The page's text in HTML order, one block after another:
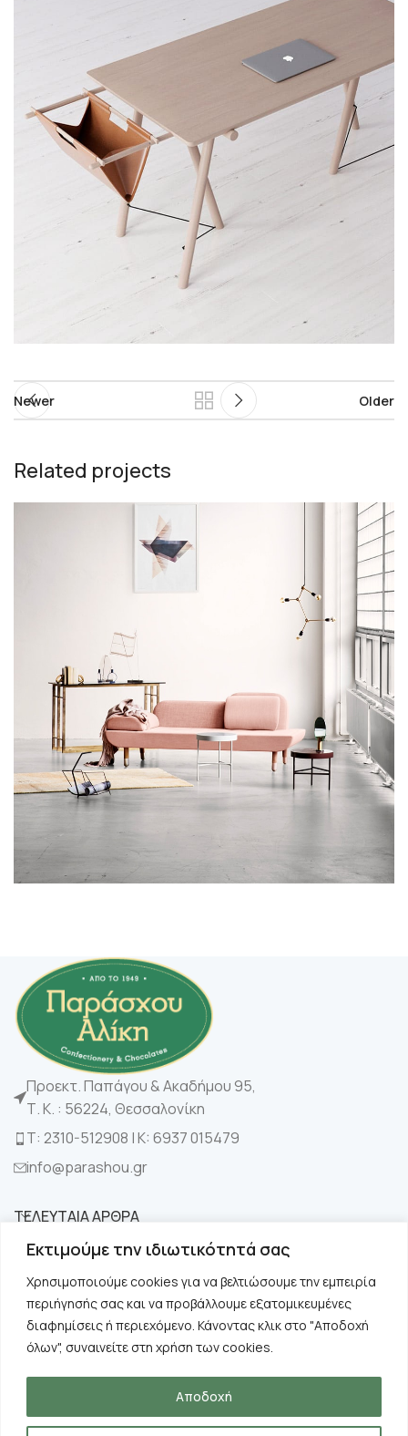
Εκτιμούμε την ιδιωτικότητά σας
Χρησιμοποιούμε cookies για να βελτιώσουμε την εμπειρία
περιήγησής σας και να προβάλλουμε εξατομικευμένες
διαφημίσεις ή περιεχόμενο. Κάνοντας κλικ στο "Αποδοχή
όλων", συναινείτε στη χρήση των cookies.
Αποδοχή
Newer Older
Related projects
Προεκτ. Παπάγου & Ακαδήμου 95,
Τ. Κ. : 56224, Θεσσαλονίκη
Τ: 2310-512908 | K: 6937 015479
info@parashou.gr
ΤΕΛΕΥΤΑΙΑ ΑΡΘΡΑ
ΚΑΤΗΓΟΡΙΕΣ
ΧΡΗΣΙΜΑ
ΠΛΗΡΟΦΟΡΙΕΣ
Copyright © 2024 Παράσχου. All rights reserved.
Designed bySuge